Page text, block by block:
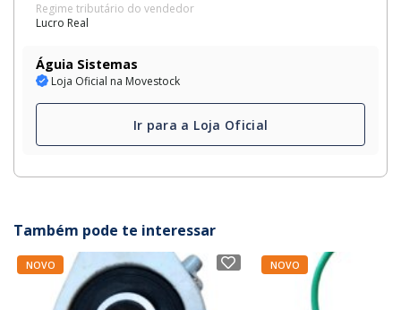
Regime tributário do vendedor
Lucro Real
Águia Sistemas
Loja Oficial na Movestock
Ir para a Loja Oficial
Também pode te interessar
NOVO NOVO